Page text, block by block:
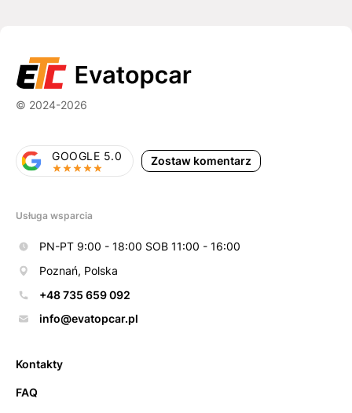
© 2024-2026
Zostaw komentarz
GOOGLE 5.0
Usługa wsparcia
PN-PT 9:00 - 18:00 SOB 11:00 - 16:00
Poznań, Polska
+48 735 659 092
info@evatopcar.pl
Kontakty
FAQ